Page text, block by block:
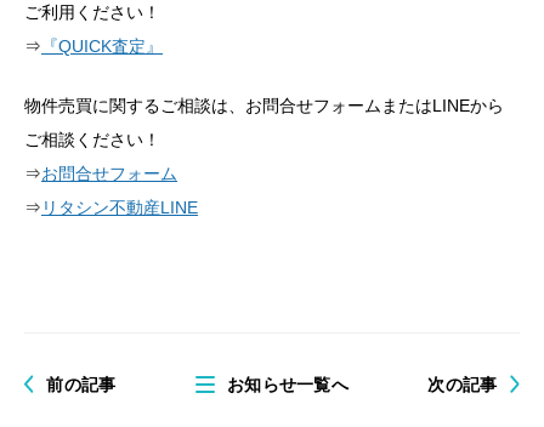
ご利用ください！
⇒ 『QUICK査定』
物件売買に関するご相談は、お問合せフォームまたはLINEから
ご相談ください！
⇒お問合せフォーム
⇒ リタシン不動産LINE
前の記事 お知らせ一覧へ 次の記事